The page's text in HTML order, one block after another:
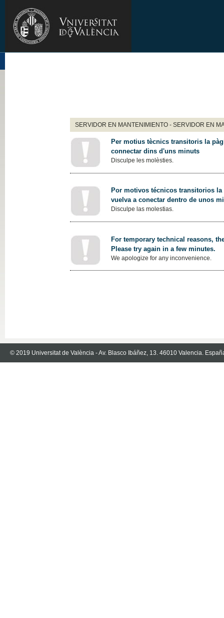
SERVIDOR EN MANTENIMIENTO - SERVIDOR EN
Per motius tècnics transitoris la
connectar dins d'uns minuts
Disculpe les molèsties.
Por motivos técnicos transitorios
vuelva a conectar dentro de unos
Disculpe las molestias.
For temporary technical reasons,
Please try again in a few minutes.
We apologize for any inconvenience.
© 2019 Universitat de València - Av. Blasco Ibáñez, 13. 46010 Valencia.